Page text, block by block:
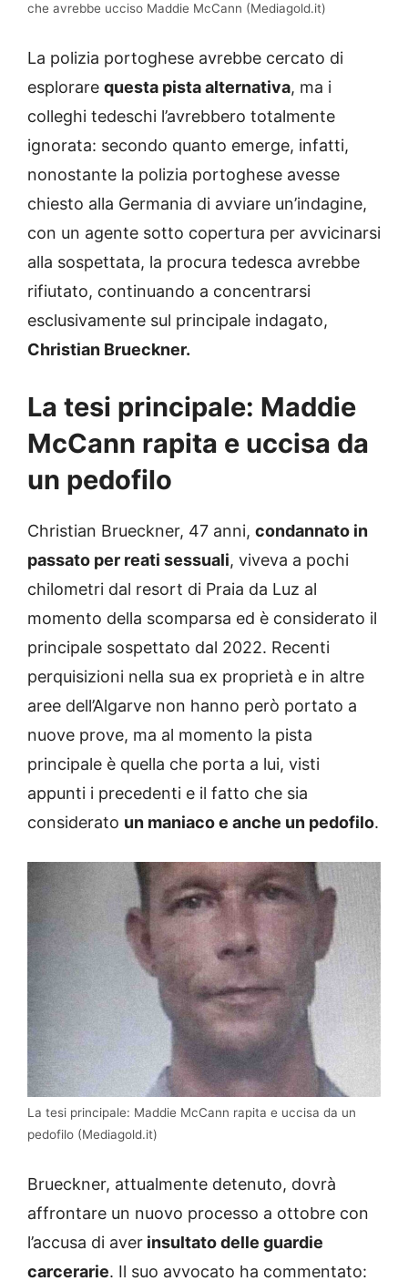
che avrebbe ucciso Maddie McCann (Mediagold.it)
La polizia portoghese avrebbe cercato di
esplorare questa pista alternativa, ma i
colleghi tedeschi l’avrebbero totalmente
ignorata: secondo quanto emerge, infatti,
nonostante la polizia portoghese avesse
chiesto alla Germania di avviare un’indagine,
con un agente sotto copertura per avvicinarsi
alla sospettata, la procura tedesca avrebbe
rifiutato, continuando a concentrarsi
esclusivamente sul principale indagato,
Christian Brueckner.
La tesi principale: Maddie
McCann rapita e uccisa da
un pedofilo
Christian Brueckner, 47 anni, condannato in
passato per reati sessuali, viveva a pochi
chilometri dal resort di Praia da Luz al
momento della scomparsa ed è considerato il
principale sospettato dal 2022. Recenti
perquisizioni nella sua ex proprietà e in altre
aree dell’Algarve non hanno però portato a
nuove prove, ma al momento la pista
principale è quella che porta a lui, visti
appunti i precedenti e il fatto che sia
considerato un maniaco e anche un pedofilo.
La tesi principale: Maddie McCann rapita e uccisa da un
pedofilo (Mediagold.it)
Brueckner, attualmente detenuto, dovrà
affrontare un nuovo processo a ottobre con
l’accusa di aver insultato delle guardie
carcerarie. Il suo avvocato ha commentato: